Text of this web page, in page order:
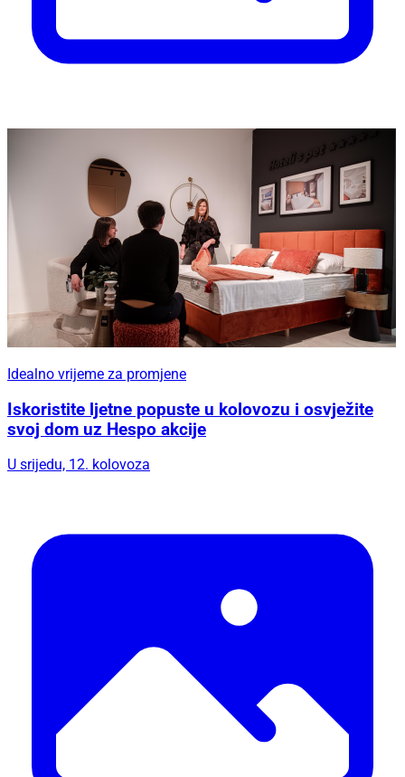
Idealno vrijeme za promjene
Iskoristite ljetne popuste u kolovozu i osvježite
svoj dom uz Hespo akcije
U srijedu, 12. kolovoza